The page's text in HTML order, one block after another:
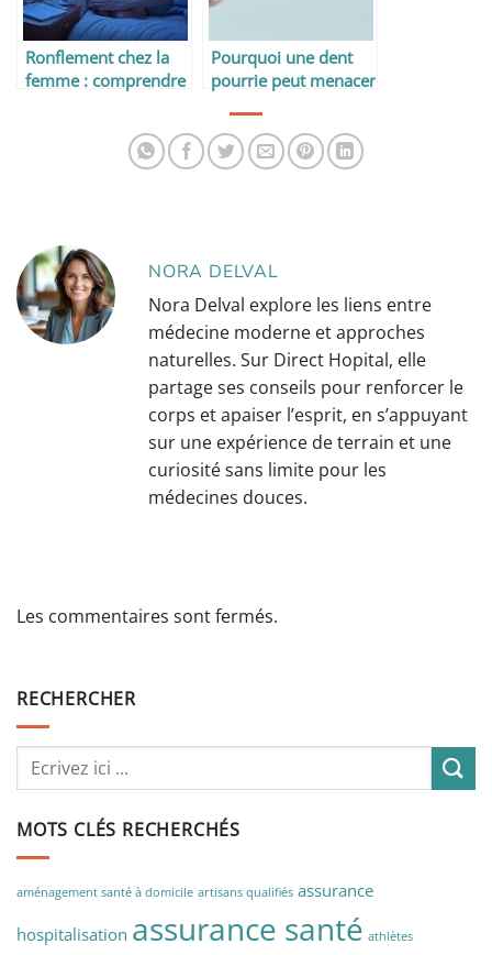
Ronflement chez la
femme : comprendre
Pourquoi une dent
pourrie peut menacer
NORA DELVAL
Nora Delval explore les liens entre
médecine moderne et approches
naturelles. Sur Direct Hopital, elle
partage ses conseils pour renforcer le
corps et apaiser l’esprit, en s’appuyant
sur une expérience de terrain et une
curiosité sans limite pour les
médecines douces.
Les commentaires sont fermés.
RECHERCHER
MOTS CLÉS RECHERCHÉS
aménagement santé à domicile artisans qualifiés assurance
hospitalisation assurance santé athlètes